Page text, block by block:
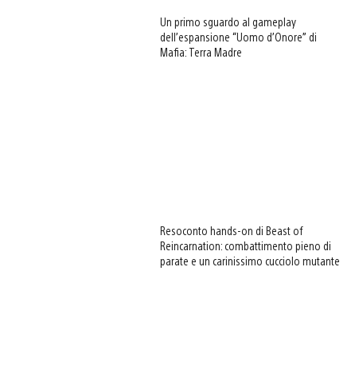
Un primo sguardo al gameplay
dell’espansione “Uomo d’Onore” di
Mafia: Terra Madre
Resoconto hands-on di Beast of
Reincarnation: combattimento pieno di
parate e un carinissimo cucciolo mutante